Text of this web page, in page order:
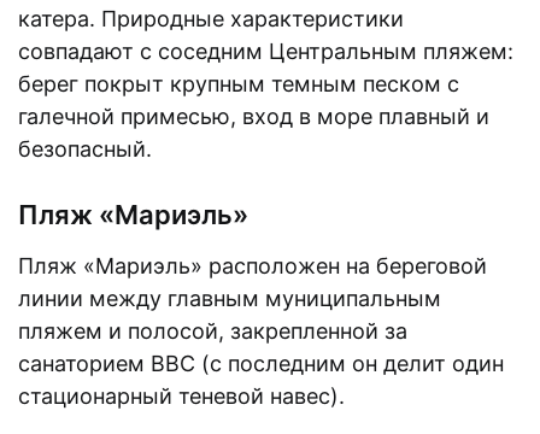
катера. Природные характеристики
совпадают с соседним Центральным пляжем:
берег покрыт крупным темным песком с
галечной примесью, вход в море плавный и
безопасный.
Пляж «Мариэль»
Пляж «Мариэль» расположен на береговой
линии между главным муниципальным
пляжем и полосой, закрепленной за
санаторием ВВС (с последним он делит один
стационарный теневой навес).